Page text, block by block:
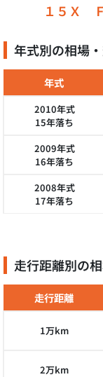
１５Ｘ
年式別の相場
年式
2010年式
15年落ち
2009年式
16年落ち
2008年式
17年落ち
走行距離別の
走行距離
1万km
2万km